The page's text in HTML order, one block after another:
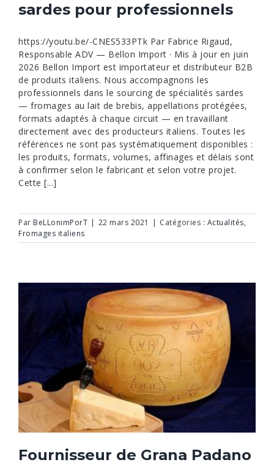
sardes pour professionnels
https://youtu.be/-CNES533PTk Par Fabrice Rigaud,
Responsable ADV — Bellon Import · Mis à jour en juin
2026 Bellon Import est importateur et distributeur B2B
de produits italiens. Nous accompagnons les
professionnels dans le sourcing de spécialités sardes
— fromages au lait de brebis, appellations protégées,
formats adaptés à chaque circuit — en travaillant
directement avec des producteurs italiens. Toutes les
références ne sont pas systématiquement disponibles :
les produits, formats, volumes, affinages et délais sont
à confirmer selon le fabricant et selon votre projet.
Cette [...]
Par BeLLonimPorT | 22 mars 2021 | Catégories : Actualités,
Fromages italiens
Fournisseur de Grana Padano